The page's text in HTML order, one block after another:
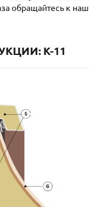
Записаться на
обращайтесь к
K-11